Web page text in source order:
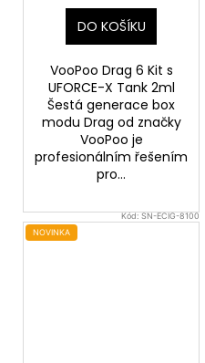
DO KOŠÍKU
VooPoo Drag 6 Kit s
UFORCE-X Tank 2ml
Šestá generace box
modu Drag od značky
VooPoo je
profesionálním řešením
pro...
Kód:SN-ECIG-8100
NOVINKA